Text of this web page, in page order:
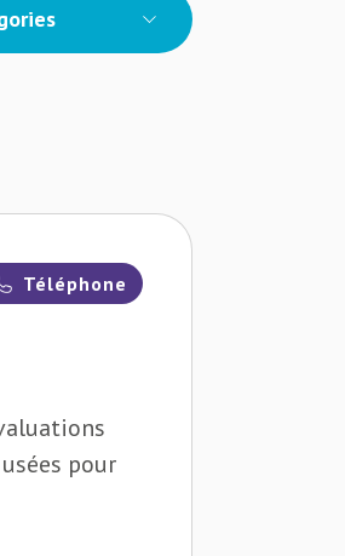
Téléphone
pour